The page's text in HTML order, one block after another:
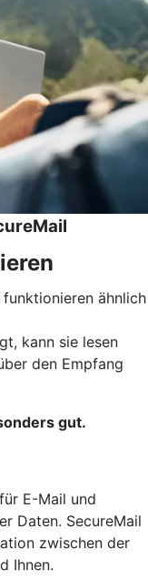
ähnlich
kann sie lesen
den Empfang
gut.
E-Mail und
Daten. SecureMail
zwischen der
Ihnen.